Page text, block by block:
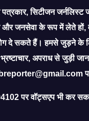
सिटीजन जर्नलिस्ट
और जनसेवा के रूप में लेते हों,
दे सकते हैं। हमसे जुड़ने के
अपराध से जुड़ी
पर वॉट्सएप भी कर